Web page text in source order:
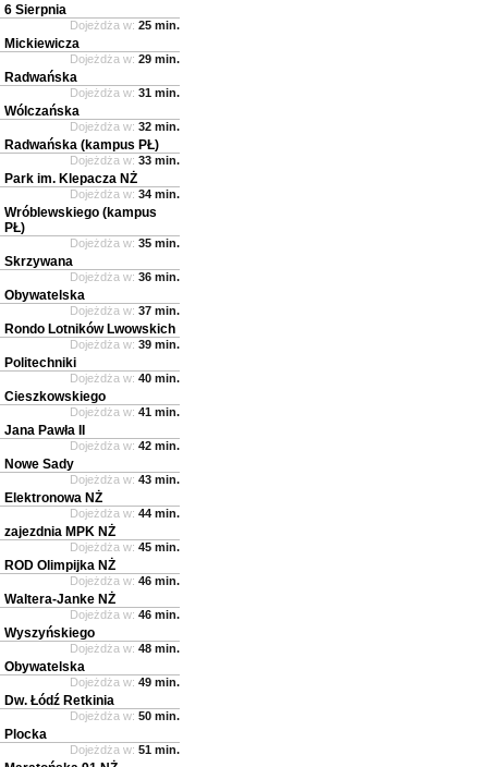
6 Sierpnia
Dojeżdża w: 25 min.
Mickiewicza
Dojeżdża w: 29 min.
Radwańska
Dojeżdża w: 31 min.
Wólczańska
Dojeżdża w: 32 min.
Radwańska (kampus PŁ)
Dojeżdża w: 33 min.
Park im. Klepacza NŻ
Dojeżdża w: 34 min.
Wróblewskiego (kampus
PŁ)
Dojeżdża w: 35 min.
Skrzywana
Dojeżdża w: 36 min.
Obywatelska
Dojeżdża w: 37 min.
Rondo Lotników Lwowskich
Dojeżdża w: 39 min.
Politechniki
Dojeżdża w: 40 min.
Cieszkowskiego
Dojeżdża w: 41 min.
Jana Pawła II
Dojeżdża w: 42 min.
Nowe Sady
Dojeżdża w: 43 min.
Elektronowa NŻ
Dojeżdża w: 44 min.
zajezdnia MPK NŻ
Dojeżdża w: 45 min.
ROD Olimpijka NŻ
Dojeżdża w: 46 min.
Waltera-Janke NŻ
Dojeżdża w: 46 min.
Wyszyńskiego
Dojeżdża w: 48 min.
Obywatelska
Dojeżdża w: 49 min.
Dw. Łódź Retkinia
Dojeżdża w: 50 min.
Plocka
Dojeżdża w: 51 min.